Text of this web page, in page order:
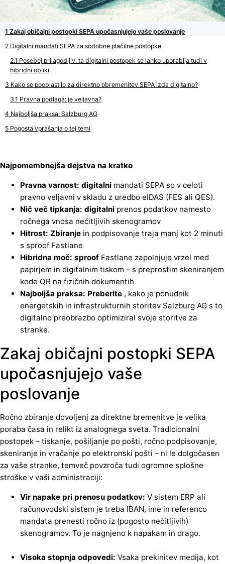
Zakaj običajni postopki SEPA upočasnjujejo vaše poslovanje
Digitalni mandati SEPA za sodobne plačilne postopke
Posebej prilagodljiv: ta digitalni postopek se lahko uporablja tudi v
hibridni obliki
Kako se pooblastilo za direktno obremenitev SEPA izda digitalno?
Pravna podlaga: je veljavna?
Najboljša praksa: Salzburg AG
Pogosta vprašanja o tej temi
Najpomembnejša dejstva na kratko
Pravna varnost: digitalni mandati SEPA so v celoti
pravno veljavni v skladu z uredbo eIDAS (FES ali QES).
Nič več tipkanja: digitalni prenos podatkov namesto
ročnega vnosa nečitljivih skenogramov
Hitrost: Zbiranje in podpisovanje traja manj kot 2 minuti
s sproof Fastlane
Hibridna moč: sproof Fastlane zapolnjuje vrzel med
papirjem in digitalnim tiskom – s preprostim skeniranjem
kode QR na fizičnih dokumentih
Najboljša praksa: Preberite , kako je ponudnik
energetskih in infrastrukturnih storitev Salzburg AG s to
digitalno preobrazbo optimiziral svoje storitve za
stranke.
Zakaj običajni postopki SEPA
upočasnjujejo vaše
poslovanje
Ročno zbiranje dovoljenj za direktne bremenitve je velika
poraba časa in relikt iz analognega sveta. Tradicionalni
postopek – tiskanje, pošiljanje po pošti, ročno podpisovanje,
skeniranje in vračanje po elektronski pošti – ni le dolgočasen
za vaše stranke, temveč povzroča tudi ogromne splošne
stroške v vaši administraciji:
Vir napake pri prenosu podatkov: V sistem ERP ali
računovodski sistem je treba IBAN, ime in referenco
mandata prenesti ročno iz (pogosto nečitljivih)
skenogramov. To je nagnjeno k napakam in drago.
Visoka stopnja odpovedi: Vsaka prekinitev medija, kot